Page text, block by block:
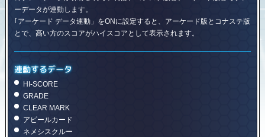
ーデータが連動します。
｢アーケード データ連動」をONに設定すると、アーケード版とコナステ版
とで、高い方のスコアがハイスコアとして表示されます。
連動するデータ
HI-SCORE
GRADE
CLEAR MARK
アピールカード
ネメシスクルー